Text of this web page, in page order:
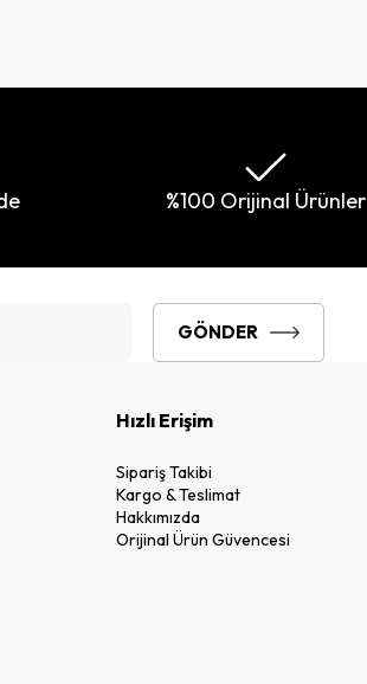
%100 Orijinal Ürünler
GÖNDER
Hızlı Erişim
Sipariş Takibi
Kargo & Teslimat
Hakkımızda
Orijinal Ürün Güvencesi